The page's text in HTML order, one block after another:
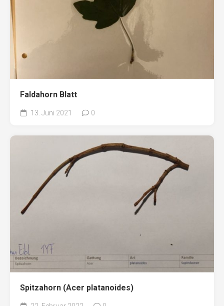
Faldahorn Blatt
13. Juni 2021 0
Spitzahorn (Acer platanoides)